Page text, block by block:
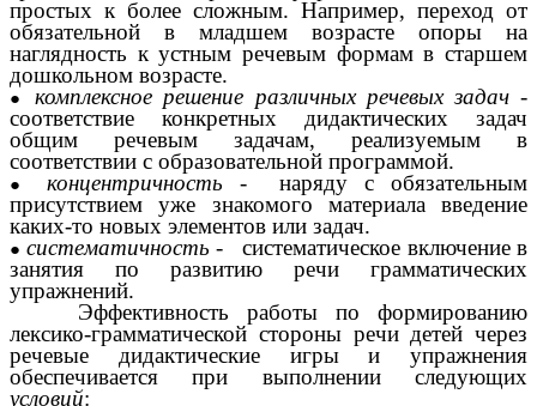
простых к более сложным. Например, переход от
обязательной в младшем возрасте опоры на
наглядность к устным речевым формам в старшем
дошкольном возрасте.
комплексное решение различных речевых задач-
соответствие конкретных дидактических задач
общим речевым задачам, реализуемым в
соответствии с образовательной программой.
концентричность - наряду с обязательным
присутствием уже знакомого материала введение
каких-то новых элементов или задач.
систематичность -систематическое включение в
занятия по развитию речи грамматических
упражнений.
Эффективность работы по формированию
лексико-грамматической стороны речи детей через
речевые дидактические игры и упражнения
обеспечивается при выполнении следующих
условий: